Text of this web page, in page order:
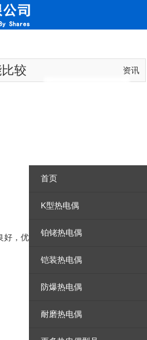
首页
K型热电偶
铂铑热电偶
铠装热电偶
防爆热电偶
耐磨热电偶
较 资讯
好，优异度。